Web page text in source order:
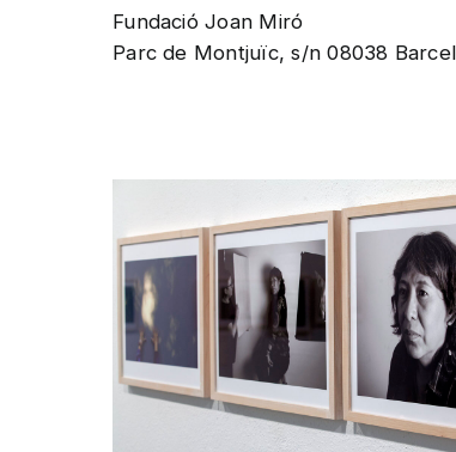
Fundació Joan Miró
Parc de Montjuïc, s/n 08038